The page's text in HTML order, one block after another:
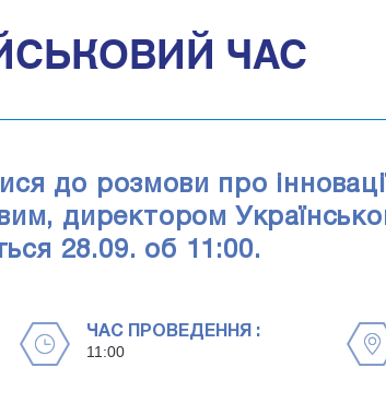
ЧАС
до розмови про
директором
28.09. об 11:00.
ЧАС ПРОВЕДЕННЯ :
11:00